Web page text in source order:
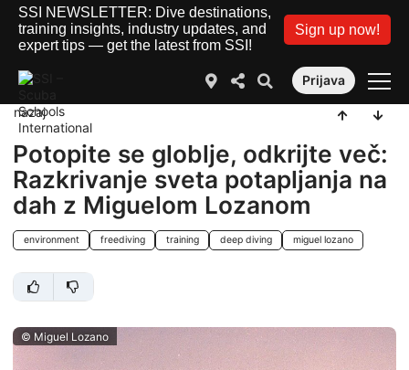
SSI NEWSLETTER: Dive destinations,
training insights, industry updates, and
expert tips — get the latest from SSI!
Sign up now!
Prijava
nazaj
Potopite se globlje, odkrijte več:
Razkrivanje sveta potapljanja na
dah z Miguelom Lozanom
environment freediving training deep diving miguel lozano
© Miguel Lozano